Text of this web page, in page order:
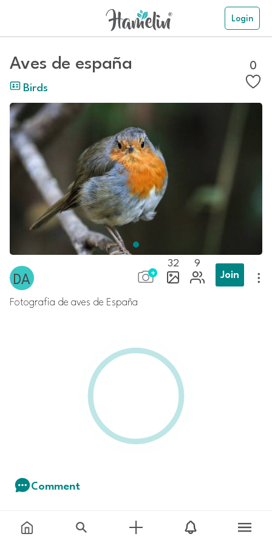
Login
Aves de españa
Birds
0
32
9
Join
Fotografia de aves de España
Comment